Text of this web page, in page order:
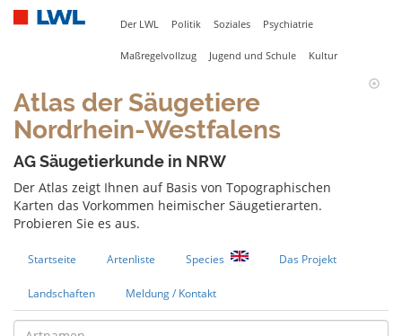
Der LWL Politik Soziales Psychiatrie
Maßregelvollzug Jugend und Schule Kultur
Atlas der Säugetiere
Nordrhein-Westfalens
AG Säugetierkunde in NRW
Der Atlas zeigt Ihnen auf Basis von Topographischen
Karten das Vorkommen heimischer Säugetierarten.
Probieren Sie es aus.
Startseite Artenliste Species Das Projekt
Landschaften Meldung / Kontakt